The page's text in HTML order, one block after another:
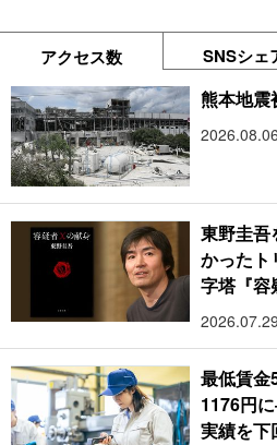
アクセス数 SNSシェ
熊本地震
2026.08.06
東野圭吾
かった
字塔『容
2026.07.29
最低賃金
1176円
実績を下